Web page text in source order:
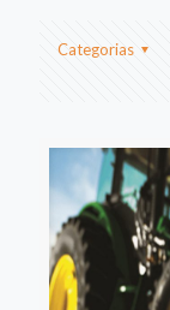
Categorias